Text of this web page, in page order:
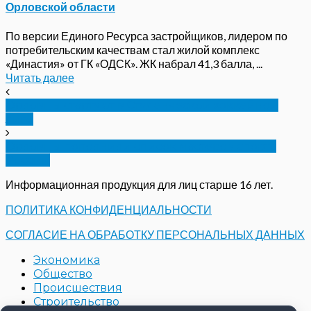
Орловской области
По версии Единого Ресурса застройщиков, лидером по
потребительским качествам стал жилой комплекс
«Династия» от ГК «ОДСК». ЖК набрал 41,3 балла, ...
Читать далее
Информационная продукция для лиц старше 16 лет.
ПОЛИТИКА КОНФИДЕНЦИАЛЬНОСТИ
СОГЛАСИЕ НА ОБРАБОТКУ ПЕРСОНАЛЬНЫХ ДАННЫХ
Экономика
Общество
Происшествия
Строительство